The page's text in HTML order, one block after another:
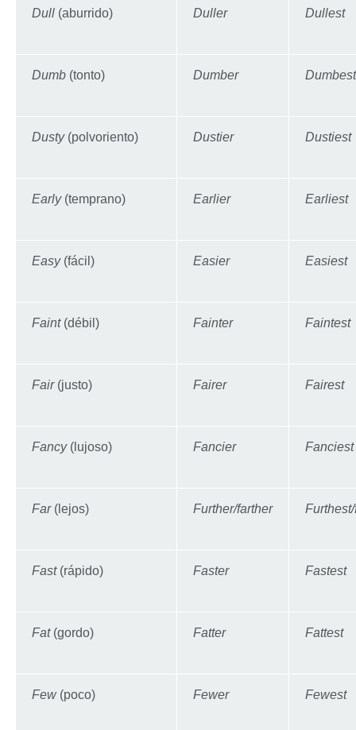
Dull (aburrido) Duller Dullest
Dumb (tonto) Dumber Dumbest
Dusty (polvoriento) Dustier Dustiest
Early (temprano) Earlier Earliest
Easy (fácil) Easier Easiest
Faint (débil) Fainter Faintest
Fair (justo) Fairer Fairest
Fancy(lujoso) Fancier Fanciest
Far(lejos) Further/farther
Fast(rápido) Faster Fastest
Fat (gordo) Fatter Fattest
Few (poco) Fewer Fewest